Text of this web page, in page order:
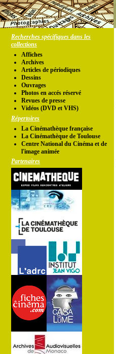
Recherches spécifiques dans les
collections
Affiches
Archives
Articles de périodiques
Dessins
Ouvrages
Photos en accés réservé
Revues de presse
Vidéos (DVD et VHS)
Répertoires
La Cinémathèque française
La Cinémathèque de Toulouse
Centre National du Cinéma et de
l'image animée
Partenaires